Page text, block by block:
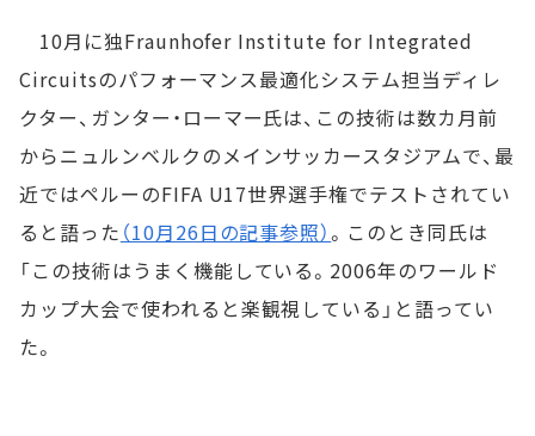
10月に独Fraunhofer Institute for Integrated
Circuitsのパフォーマンス最適化システム担当ディレ
クター、ガンター・ローマー氏は、この技術は数カ月前
からニュルンベルクのメインサッカースタジアムで、最
近ではペルーのFIFA U17世界選手権でテストされてい
ると語った （10月26日の記事参照）。このとき同氏は
「この技術はうまく機能している。2006年のワールド
カップ大会で使われると楽観視している」と語ってい
た。